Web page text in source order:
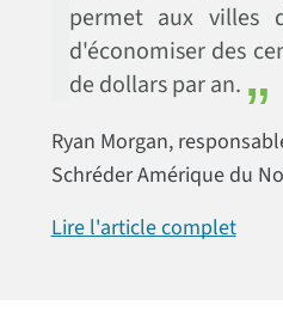
permet aux villes
d'économiser des
de dollars par an.
Ryan Morgan,
Schréder Amérique du
Lire l'article complet